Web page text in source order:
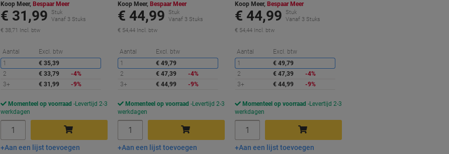
Koop Meer, Bespaar Meer
€ 31,99
Stuk
Vanaf 3 Stuks
€ 38,71 Incl. btw
Aantal Excl. btw
Korting
1
€ 35,39
2
€ 33,79
-4%
3+
€ 31,99 -9%
Momenteel op voorraad
Levertijd 2-3
werkdagen
In winkelwagen
Aan een lijst toevoegen
Koop Meer, Bespaar Meer
€ 44,99
Stuk
Vanaf 3 Stuks
€ 54,44 Incl. btw
Aantal Excl. btw
Korting
1
€ 49,79
2
€ 47,39
-4%
3+
€ 44,99 -9%
Momenteel op voorraad
Levertijd 2-3
werkdagen
In winkelwagen
Aan een lijst toevoegen
Koop Meer, Bespaar Meer
€ 44,99
Stuk
Vanaf 3 Stuks
€ 54,44 Incl. btw
Aantal Excl. btw
1
€ 49,79
2
€ 47,39
-4%
3+
€ 44,99 -9%
Momenteel op voorraad
Levertijd 2-3
werkdagen
In winkelwagen
Aan een lijst toevoegen